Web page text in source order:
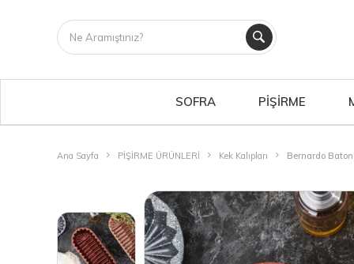
SOFRA PİŞİRME
Ana Sayfa PİŞİRME ÜRÜNLERİ Kek Kalıpları Bernardo